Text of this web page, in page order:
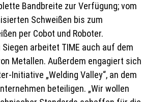
Bandbreite zur Verfügung; vom
Schweißen bis zum
per Cobot und Roboter.
arbeitet TIME auch auf dem
Metallen. Außerdem engagiert sich
Initiative „Welding Valley“, an dem
beteiligen. „Wir wollen